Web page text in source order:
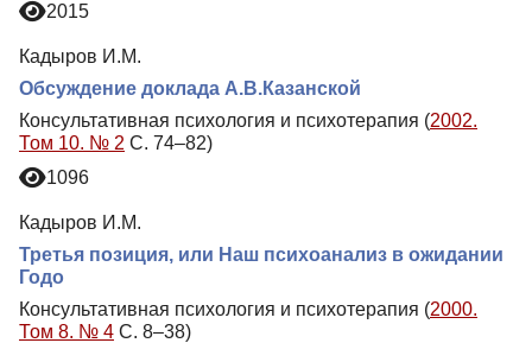
2015
Кадыров И.М.
Обсуждение доклада А.В.Казанской
Консультативная психология и психотерапия (2002.
Том 10. № 2 С. 74–82)
1096
Кадыров И.М.
Третья позиция, или Наш психоанализ в ожидании
Годо
Консультативная психология и психотерапия (2000.
Том 8. № 4 С. 8–38)